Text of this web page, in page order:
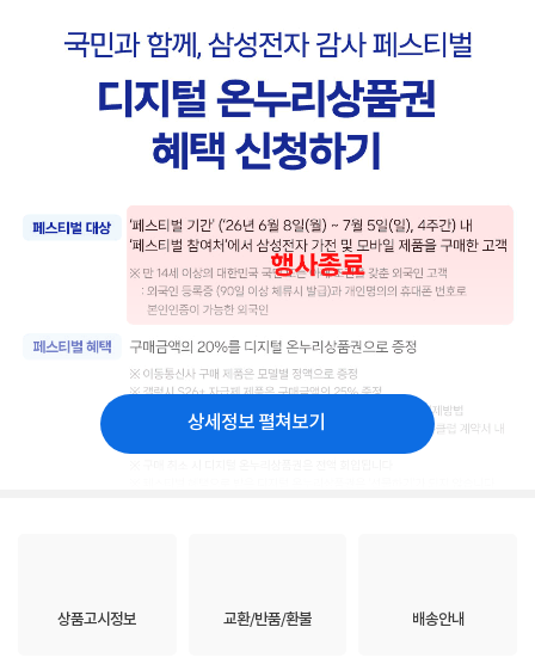
상세정보 펼쳐보기
상품고시정보 교환/반품/환불 배송안내